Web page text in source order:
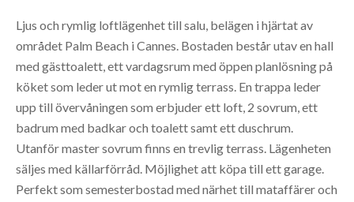
Ljus och rymlig loftlägenhet till salu, belägen i hjärtat av
området Palm Beach i Cannes. Bostaden består utav en hall
med gästtoalett, ett vardagsrum med öppen planlösning på
köket som leder ut mot en rymlig terrass. En trappa leder
upp till övervåningen som erbjuder ett loft, 2 sovrum, ett
badrum med badkar och toalett samt ett duschrum.
Utanför master sovrum finns en trevlig terrass. Lägenheten
säljes med källarförråd. Möjlighet att köpa till ett garage.
Perfekt som semesterbostad med närhet till mataffärer och